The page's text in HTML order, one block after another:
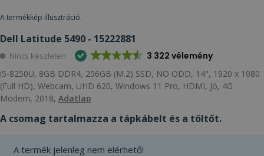
A termékkép illusztráció.
Dell Latitude 5490 - 15222881
Nincs készleten 3 322 vélemény
i5-8250U, 8GB DDR4, 256GB (M.2) SSD, NO ODD, 14", 1920 x 1080
(Full HD), Webcam, UHD 620, Windows 11 Pro, HDMI, Jó, 4G
Modem, 2018, Adatlap
A csomag tartalmazza a tápkábelt és a töltőt.
A termék jelenleg nem elérhető!